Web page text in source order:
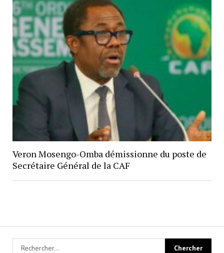
Veron Mosengo-Omba démissionne du poste de
Secrétaire Général de la CAF